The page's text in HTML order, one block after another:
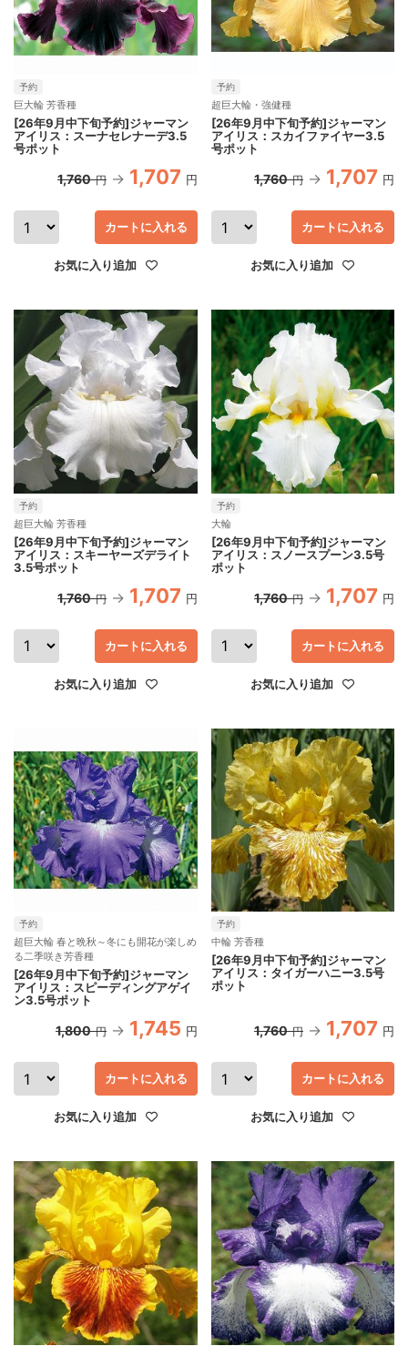
予約
巨大輪 芳香種
[26年9月中下旬予約]ジャーマン
アイリス：スーナセレナーデ3.5
号ポット
1,760 円 1,707 円
お気に入り追加
カートに入れる
予約
超巨大輪・強健種
[26年9月中下旬予約]ジャーマン
アイリス：スカイファイヤー3.5
号ポット
1,760 円 1,707 円
お気に入り追加
カートに入れる
予約
超巨大輪 芳香種
[26年9月中下旬予約]ジャーマン
アイリス：スキーヤーズデライト
3.5号ポット
1,760 円 1,707 円
お気に入り追加
カートに入れる
予約
大輪
[26年9月中下旬予約]ジャーマン
アイリス：スノースプーン3.5号
ポット
1,760 円 1,707 円
お気に入り追加
カートに入れる
予約
超巨大輪 春と晩秋～冬にも開花が楽しめ
る二季咲き芳香種
[26年9月中下旬予約]ジャーマン
アイリス：スピーディングアゲイ
ン3.5号ポット
1,800 円 1,745 円
お気に入り追加
カートに入れる
予約
中輪 芳香種
[26年9月中下旬予約]ジャーマン
アイリス：タイガーハニー3.5号
ポット
1,760 円 1,707 円
お気に入り追加
カートに入れる